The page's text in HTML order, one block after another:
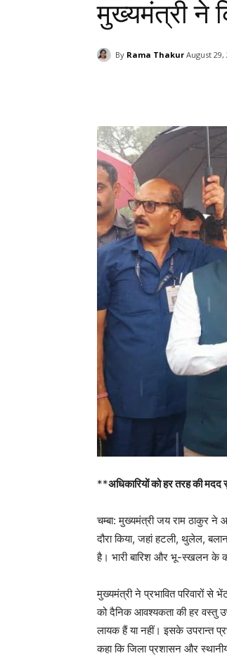
मुख्यमंत्री ने
By Rama Thakur August 29,
**अधिकारियों को हर तरह की मदद
चम्बा: मुख्यमंत्री जय राम ठाकुर ने
दौरा किया, जहां हटली, थुलेल,
है। भारी बारिश और भू-स्खलन के
मुख्यमंत्री ने प्रभावित परिवारों से
को दैनिक आवश्यकता की हर वस्तु
लायक हैं या नहीं। इसके उपरान्त
कहा कि जिला प्रशासन और